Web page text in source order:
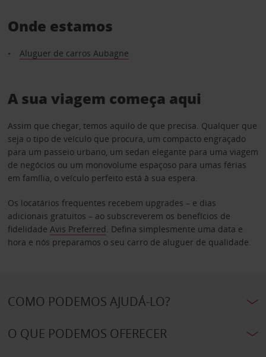
Onde estamos
Aluguer de carros Aubagne
A sua viagem começa aqui
Assim que chegar, temos aquilo de que precisa. Qualquer que
seja o tipo de veículo que procura, um compacto engraçado
para um passeio urbano, um sedan elegante para uma viagem
de negócios ou um monovolume espaçoso para umas férias
em família, o veículo perfeito está à sua espera.
Os locatários frequentes recebem upgrades – e dias
adicionais gratuitos – ao subscreverem os benefícios de
fidelidade Avis Preferred. Defina simplesmente uma data e
hora e nós preparamos o seu carro de aluguer de qualidade.
COMO PODEMOS AJUDÁ-LO?
O QUE PODEMOS OFERECER